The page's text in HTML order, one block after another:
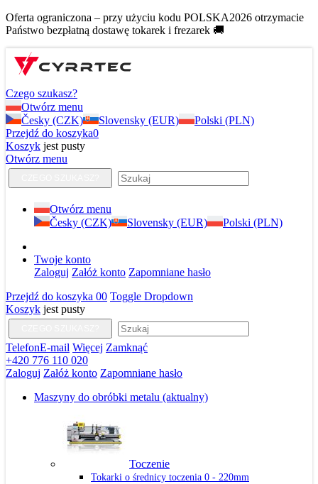
Oferta ograniczona – przy użyciu kodu POLSKA2026 otrzymacie
Państwo bezpłatną dostawę tokarek i frezarek 🚚
Czego szukasz?
Otwórz menu
Česky (CZK)
Slovensky (EUR)
Polski (PLN)
Przejdź do koszyka0
Koszyk jest pusty
Otwórz menu
Otwórz menu
Česky (CZK)
Slovensky (EUR) Polski (PLN)
Twoje konto
Zaloguj Załóż konto Zapomniane hasło
Przejdź do koszyka 00 Toggle Dropdown
Koszyk jest pusty
TelefonE-mail Więcej Zamknąć
+420 776 110 020
Zaloguj Załóż konto Zapomniane hasło
Maszyny do obróbki metalu (aktualny)
Toczenie
Tokarki o średnicy toczenia 0 - 220mm